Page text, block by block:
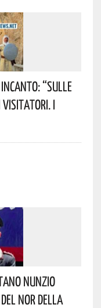
Incanto: “Sulle
Visitatori. I
Nunzio
NOR Della